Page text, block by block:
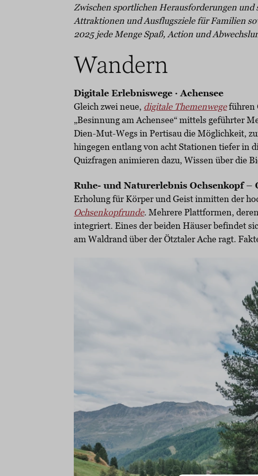
Zwischen sportlichen Herausforderungen und
Attraktionen und Ausflugsziele für Familien
2025 jede Menge Spaß, Action und
Wandern
Digitale Erlebniswege · Achensee
Gleich zwei neue, digitale Themenwegeführen
„Besinnung am Achensee“ mittels geführter
Dien-Mut-Wegs in Pertisau die Möglichkeit,
hingegen entlang von acht Stationen tiefer in
Quizfragen animieren dazu, Wissen über die
Ruhe- und Naturerlebnis Ochsenkopf –
Erholung für Körper und Geist inmitten der
Ochsenkopfrunde. Mehrere Plattformen,
integriert. Eines der beiden Häuser befindet
am Waldrand über der Ötztaler Ache ragt.